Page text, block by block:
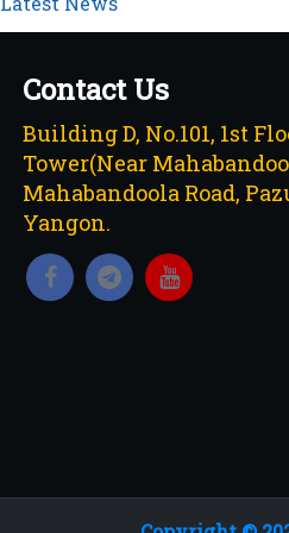
Contact Us
Building D, No.101, 1st
Tower(Near
Mahabandoola Road,
Yangon.